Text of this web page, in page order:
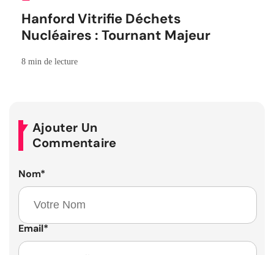
Hanford Vitrifie Déchets
Nucléaires : Tournant Majeur
8 min de lecture
Ajouter Un
Commentaire
Nom*
Email*